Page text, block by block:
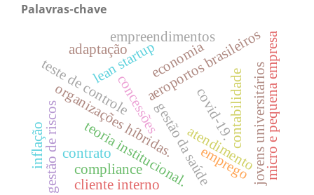
Palavras-chave
covid-19.
concessões
aeroportos brasileiros
organizações híbridas.
teoria institucional.
teste de controle
gestão de riscos compliance
lean startup micro e pequena empresa
adaptação
gestão da saúdeatendimentojovens universitários
empreendimentos
economia
contabilidade
emprego
contrato
inflação
cliente interno